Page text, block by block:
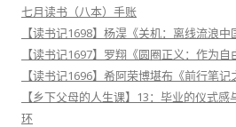
七月读书（八本）手账
【读书记1698】杨淏《关机：离线流浪中
【读书记1697】罗翔《圆圈正义：作为自
【读书记1696】希阿荣博堪布《前行笔记
【乡下父母的人生课】13：毕业的仪式
环